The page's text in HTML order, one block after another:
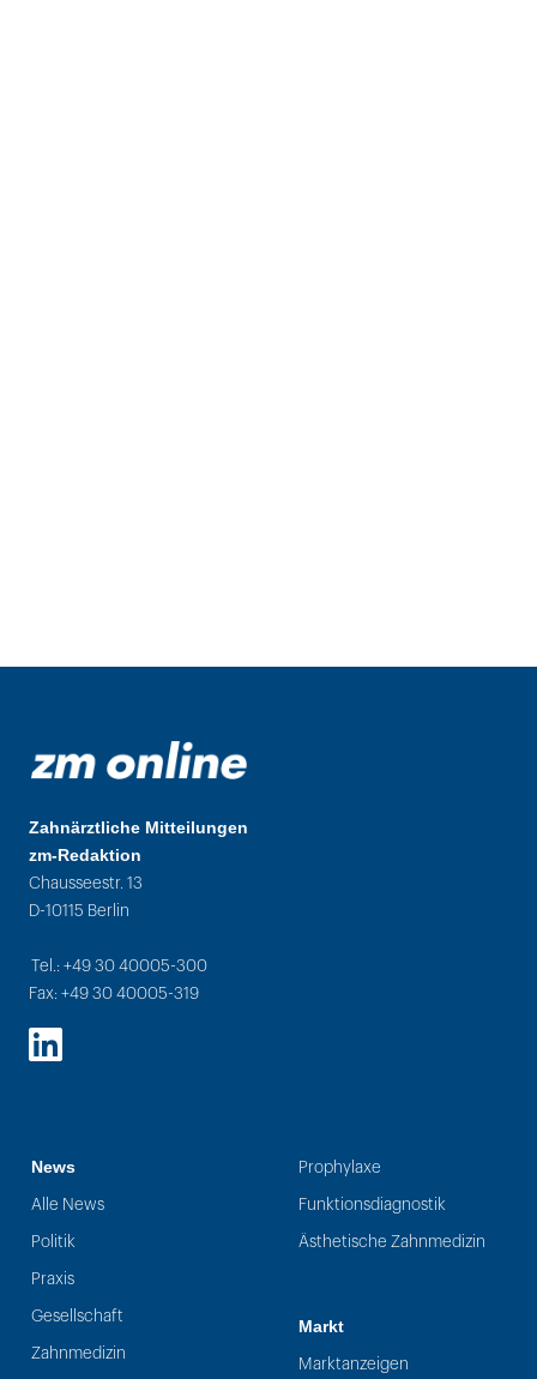
Zahnärztliche Mitteilungen
zm-Redaktion
Chausseestr. 13
D-10115 Berlin
Tel.: +49 30 40005-300
Fax: +49 30 40005-319
LinkedIn
News
Alle News
Politik
Praxis
Gesellschaft
Zahnmedizin
Prophylaxe
Funktionsdiagnostik
Ästhetische Zahnmedizin
Markt
Marktanzeigen